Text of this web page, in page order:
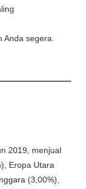
2019, menjual
Eropa Utara
(3,00%),